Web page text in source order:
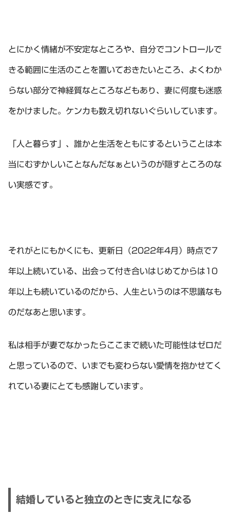
とにかく情緒が不安定なところや、自分でコントロールで
きる範囲に生活のことを置いておきたいところ、よくわか
らない部分で神経質なところなどもあり、妻に何度も迷惑
をかけました。ケンカも数え切れないぐらいしています。
「人と暮らす」、誰かと生活をともにするということは本
当にむずかしいことなんだなぁというのが隠すところのな
い実感です。
それがとにもかくにも、更新日（2022年4月）時点で7
年以上続いている、出会って付き合いはじめてからは10
年以上も続いているのだから、人生というのは不思議なも
のだなあと思います。
私は相手が妻でなかったらここまで続いた可能性はゼロだ
と思っているので、いまでも変わらない愛情を抱かせてく
れている妻にとても感謝しています。
結婚していると独立のときに支えになる